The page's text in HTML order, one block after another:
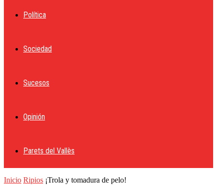
Política
Sociedad
Sucesos
Opinión
Parets del Vallès
Inicio Ripios ¡Trola y tomadura de pelo!